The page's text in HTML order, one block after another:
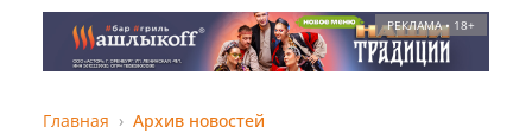
РЕКЛАМА • 18+
Главная Архив новостей